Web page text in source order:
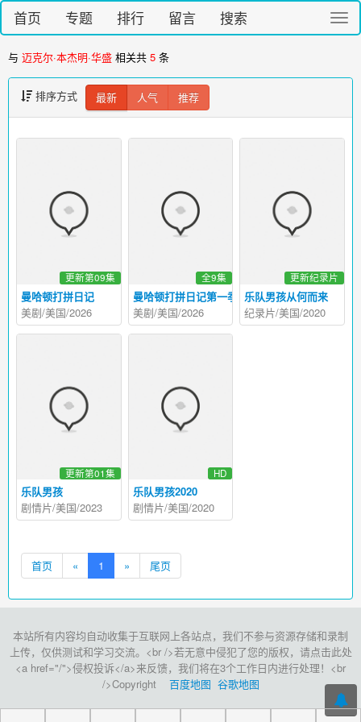
切
换
首页 专题 排行 留言 搜索
与 迈克尔·本杰明·华盛 相关共 5 条
排序方式 最新 人气 推荐
曼哈顿打拼日记
更新第09集
美剧/美国/2026
曼哈顿打拼日记第一季
全9集
美剧/美国/2026
乐队男孩从何而来
更新纪录片
纪录片/美国/2020
乐队男孩
更新第01集
剧情片/美国/2023
乐队男孩2020
HD
剧情片/美国/2020
首页 « 1 » 尾页
本站所有内容均自动收集于互联网上各站点，我们不参与资源存储和录制
上传，仅供测试和学习交流。<br />若无意中侵犯了您的版权，请点击此处
<a href="/">侵权投诉</a>来反馈，我们将在3个工作日内进行处理！<br
/>Copyright 百度地图 谷歌地图